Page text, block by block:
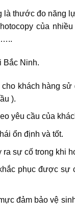
thước đo năng
của
Bắc Ninh.
khách hàng
).
yêu cầu của
ổn định và tốt.
ra sự cố trong khi
phục được
đảm bảo vệ